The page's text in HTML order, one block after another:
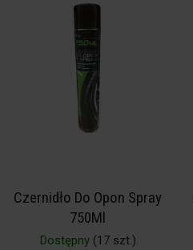
Czernidło Do Opon Spray
750Ml
Dostępny(17 szt.)